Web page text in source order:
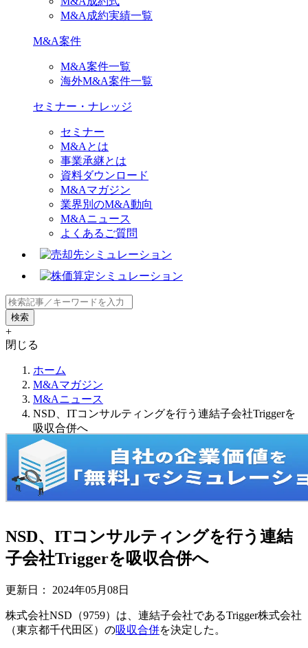
M&A成約実績一覧
M&A案件
M&A案件一覧
海外M&A案件一覧
セミナー・ナレッジ
セミナー
M&Aとは
事業承継とは
資料ダウンロード
M&Aマガジン
業界別のM&A動向
M&Aニュース
よくあるご質問
+
閉じる
ホーム
M&Aマガジン
M&Aニュース
NSD、ITコンサルティングを行う連結子会社Triggerを
吸収合併へ
NSD、ITコンサルティングを行う連結
子会社Triggerを吸収合併へ
更新日： 2024年05月08日
株式会社NSD（9759）は、連結子会社であるTrigger株式会社
（東京都千代田区）の吸収合併を決定した。